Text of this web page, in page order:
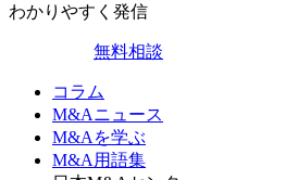
わかりやすく発信
無料相談
コラム
M&Aニュース
M&Aを学ぶ
M&A用語集